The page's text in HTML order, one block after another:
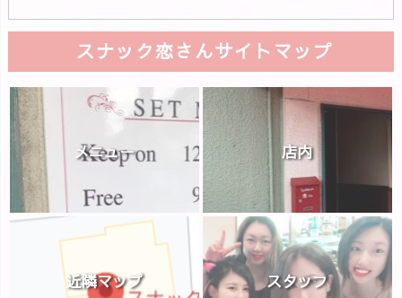
スナック恋さんサイトマップ
メニュー 店内
近隣マップ スタッフ